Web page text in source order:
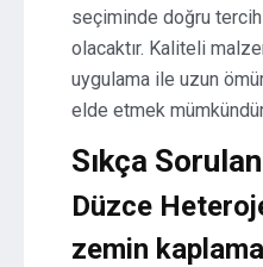
seçiminde doğru
olacaktır. Kaliteli
uygulama ile uzun
elde etmek
Sıkça
Düzce
zemin